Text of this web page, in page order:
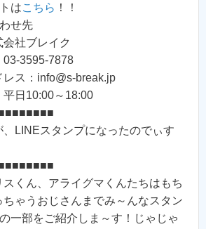
はこちら ！！
せ先
社ブレイク
3595-7878
ス：info@s-break.jp
日10:00～18:00
LINEスタンプになったのでぃす
くん、アライグマくんたちはもち
ゃうおじさんまでみ～んなスタン
一部をご紹介しま～す！じゃじゃ